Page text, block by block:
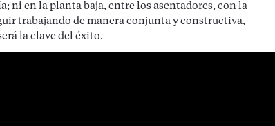
ni en la planta baja, entre los asentadores, con la
trabajando de manera conjunta y constructiva,
la clave del éxito.